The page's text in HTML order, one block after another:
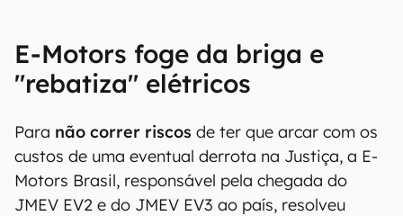
E-Motors foge da briga e
"rebatiza" elétricos
Para não correr riscos de ter que arcar com os
custos de uma eventual derrota na Justiça, a E-
Motors Brasil, responsável pela chegada do
JMEV EV2 e do JMEV EV3 ao país, resolveu